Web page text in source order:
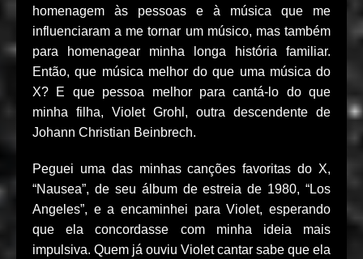
homenagem às pessoas e à música que me
influenciaram a me tornar um músico, mas também
para homenagear minha longa história familiar.
Então, que música melhor do que uma música do
X? E que pessoa melhor para cantá-lo do que
minha filha, Violet Grohl, outra descendente de
Johann Christian Beinbrech.
Peguei uma das minhas canções favoritas do X,
“Nausea”, de seu álbum de estreia de 1980, “Los
Angeles”, e a encaminhei para Violet, esperando
que ela concordasse com minha ideia mais
impulsiva. Quem já ouviu Violet cantar sabe que ela